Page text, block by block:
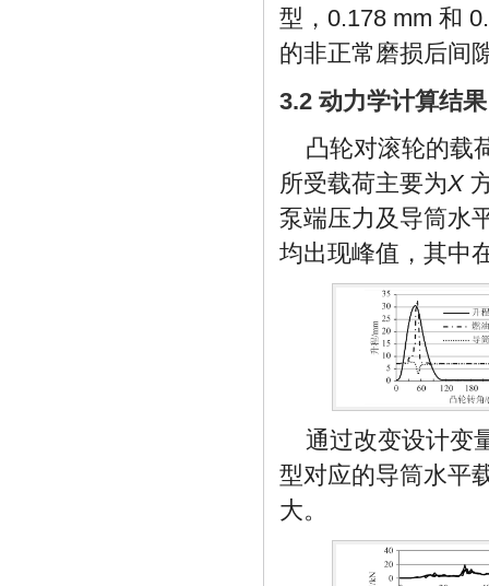
型，0.178 mm 和
的非正常磨损后间
3.2 动力学计算结果
凸轮对滚轮的载
所受载荷主要为X
泵端压力及导筒水
均出现峰值，其中
通过改变设计变
型对应的导筒水平
大。